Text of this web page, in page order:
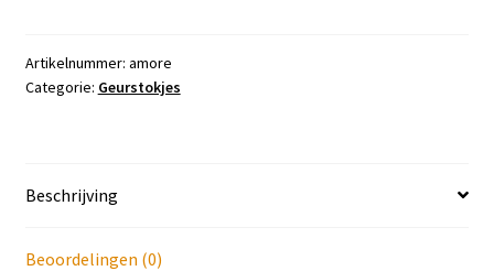
en
karamel
Artikelnummer: amore
Categorie: Geurstokjes
Beschrijving
Beoordelingen (0)